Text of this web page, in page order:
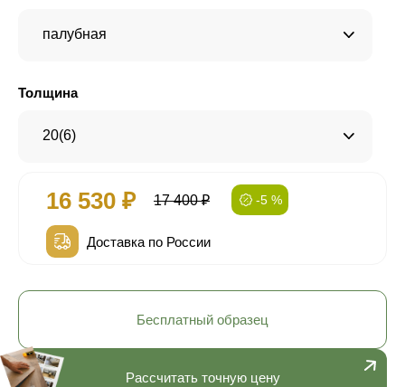
палубная
Толщина
20(6)
16 530 ₽ 17 400 ₽ -5 %
Доставка по России
Рассчитать точную цену
Бесплатный образец